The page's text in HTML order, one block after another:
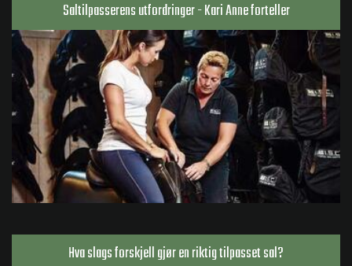
Saltilpasserens utfordringer - Kari Anne forteller
Hva slags forskjell gjør en riktig tilpasset sal?